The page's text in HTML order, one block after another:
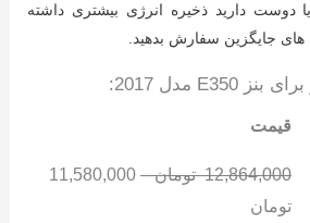
دوست دارید ذخیره انرژی بیشتری داشته
های جایگزین سفارش بدهید.
قیمت
12,864,000 تومان –
11,580,000
تومان